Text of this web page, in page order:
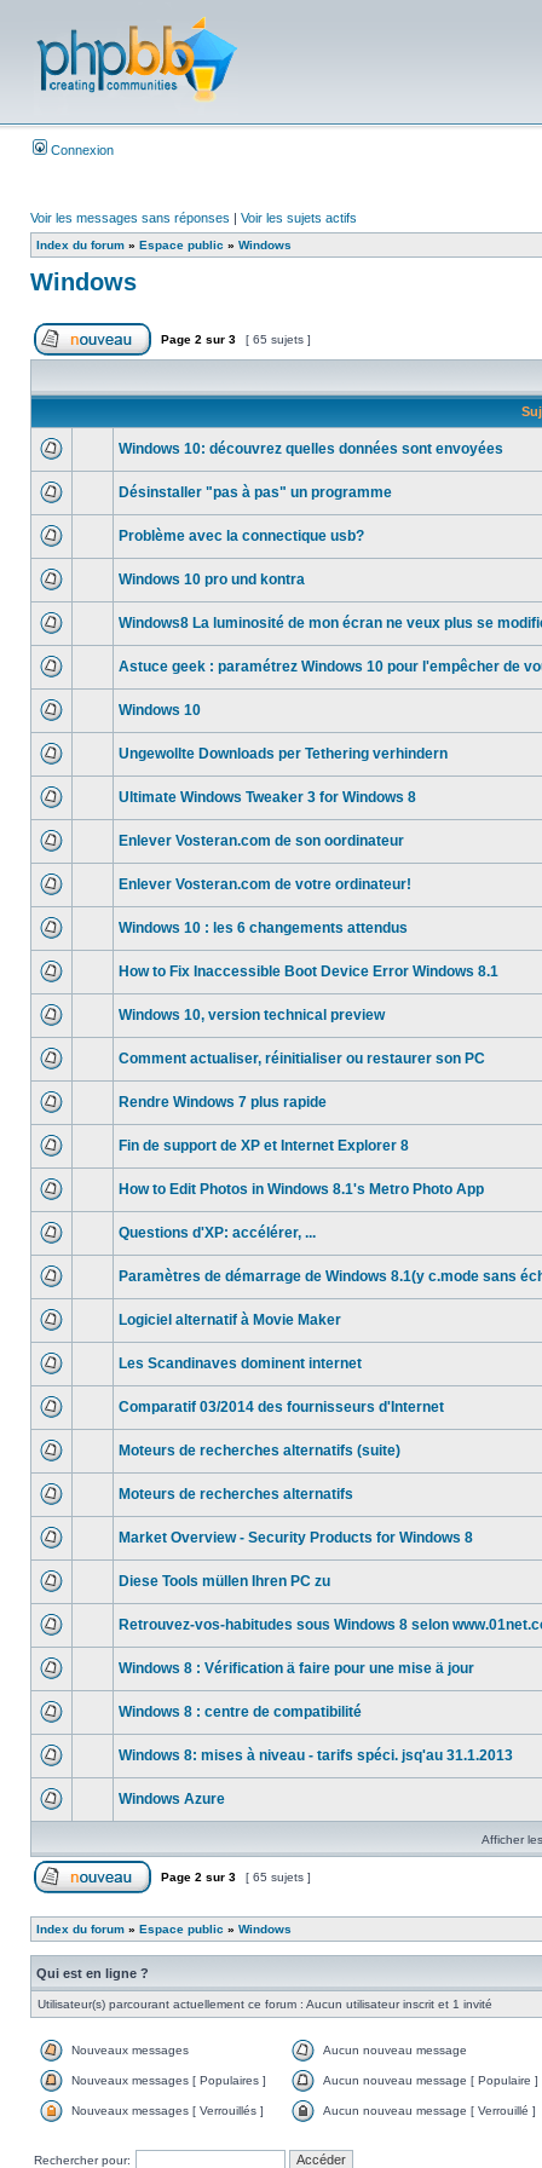
Connexion
Voir les messages sans réponses | Voir les sujets actifs
Index du forum » Espace public » Windows
Windows
Page 2 sur 3 [ 65 sujets ]
Windows 10: découvrez quelles données sont envoyées
Désinstaller "pas à pas" un programme
Problème avec la connectique usb?
Windows 10 pro und kontra
Windows8 La luminosité de mon écran ne veux plus se
Astuce geek : paramétrez Windows 10 pour l'empêcher de
Windows 10
Ungewollte Downloads per Tethering verhindern
Ultimate Windows Tweaker 3 for Windows 8
Enlever Vosteran.com de son oordinateur
Enlever Vosteran.com de votre ordinateur!
Windows 10 : les 6 changements attendus
How to Fix Inaccessible Boot Device Error Windows 8.1
Windows 10, version technical preview
Comment actualiser, réinitialiser ou restaurer son PC
Rendre Windows 7 plus rapide
Fin de support de XP et Internet Explorer 8
How to Edit Photos in Windows 8.1's Metro Photo App
Questions d'XP: accélérer, ...
Paramètres de démarrage de Windows 8.1(y c.mode sans
Logiciel alternatif à Movie Maker
Les Scandinaves dominent internet
Comparatif 03/2014 des fournisseurs d'Internet
Moteurs de recherches alternatifs (suite)
Moteurs de recherches alternatifs
Market Overview - Security Products for Windows 8
Diese Tools müllen Ihren PC zu
Retrouvez-vos-habitudes sous Windows 8 selon
Windows 8 : Vérification ä faire pour une mise ä jour
Windows 8 : centre de compatibilité
Windows 8: mises à niveau - tarifs spéci. jsq'au 31.1.2013
Windows Azure
Afficher
Page 2 sur 3 [ 65 sujets ]
Index du forum » Espace public » Windows
Qui est en ligne ?
Utilisateur(s) parcourant actuellement ce forum : Aucun utilisateur inscrit et 1 invité
Nouveaux messages Aucun nouveau message
Nouveaux messages [ Populaires ] Aucun nouveau message [ Populaire ]
Nouveaux messages [ Verrouillés ] Aucun nouveau message [ Verrouillé ]
Rechercher pour: